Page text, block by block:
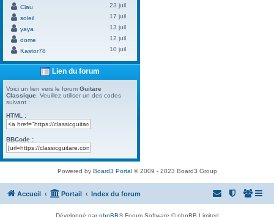
Clau
23 juil.
soleil
17 juil.
yaya
13 juil.
dome
12 juil.
Kastor78
10 juil.
Lien du forum
Voici un lien vers le forum Guitare
Classique . Veuillez utiliser un des codes
suivant :
HTML :
BBCode :
Powered by Board3 Portal© 2009 - 2023 Board3 Group
Accueil Portail Index du forum
Développé parphpBB® Forum Software © phpBB Limited